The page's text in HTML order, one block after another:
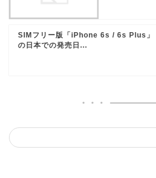
SIMフリー版「iPhone 6s / 6s Plus」
の日本での発売日...